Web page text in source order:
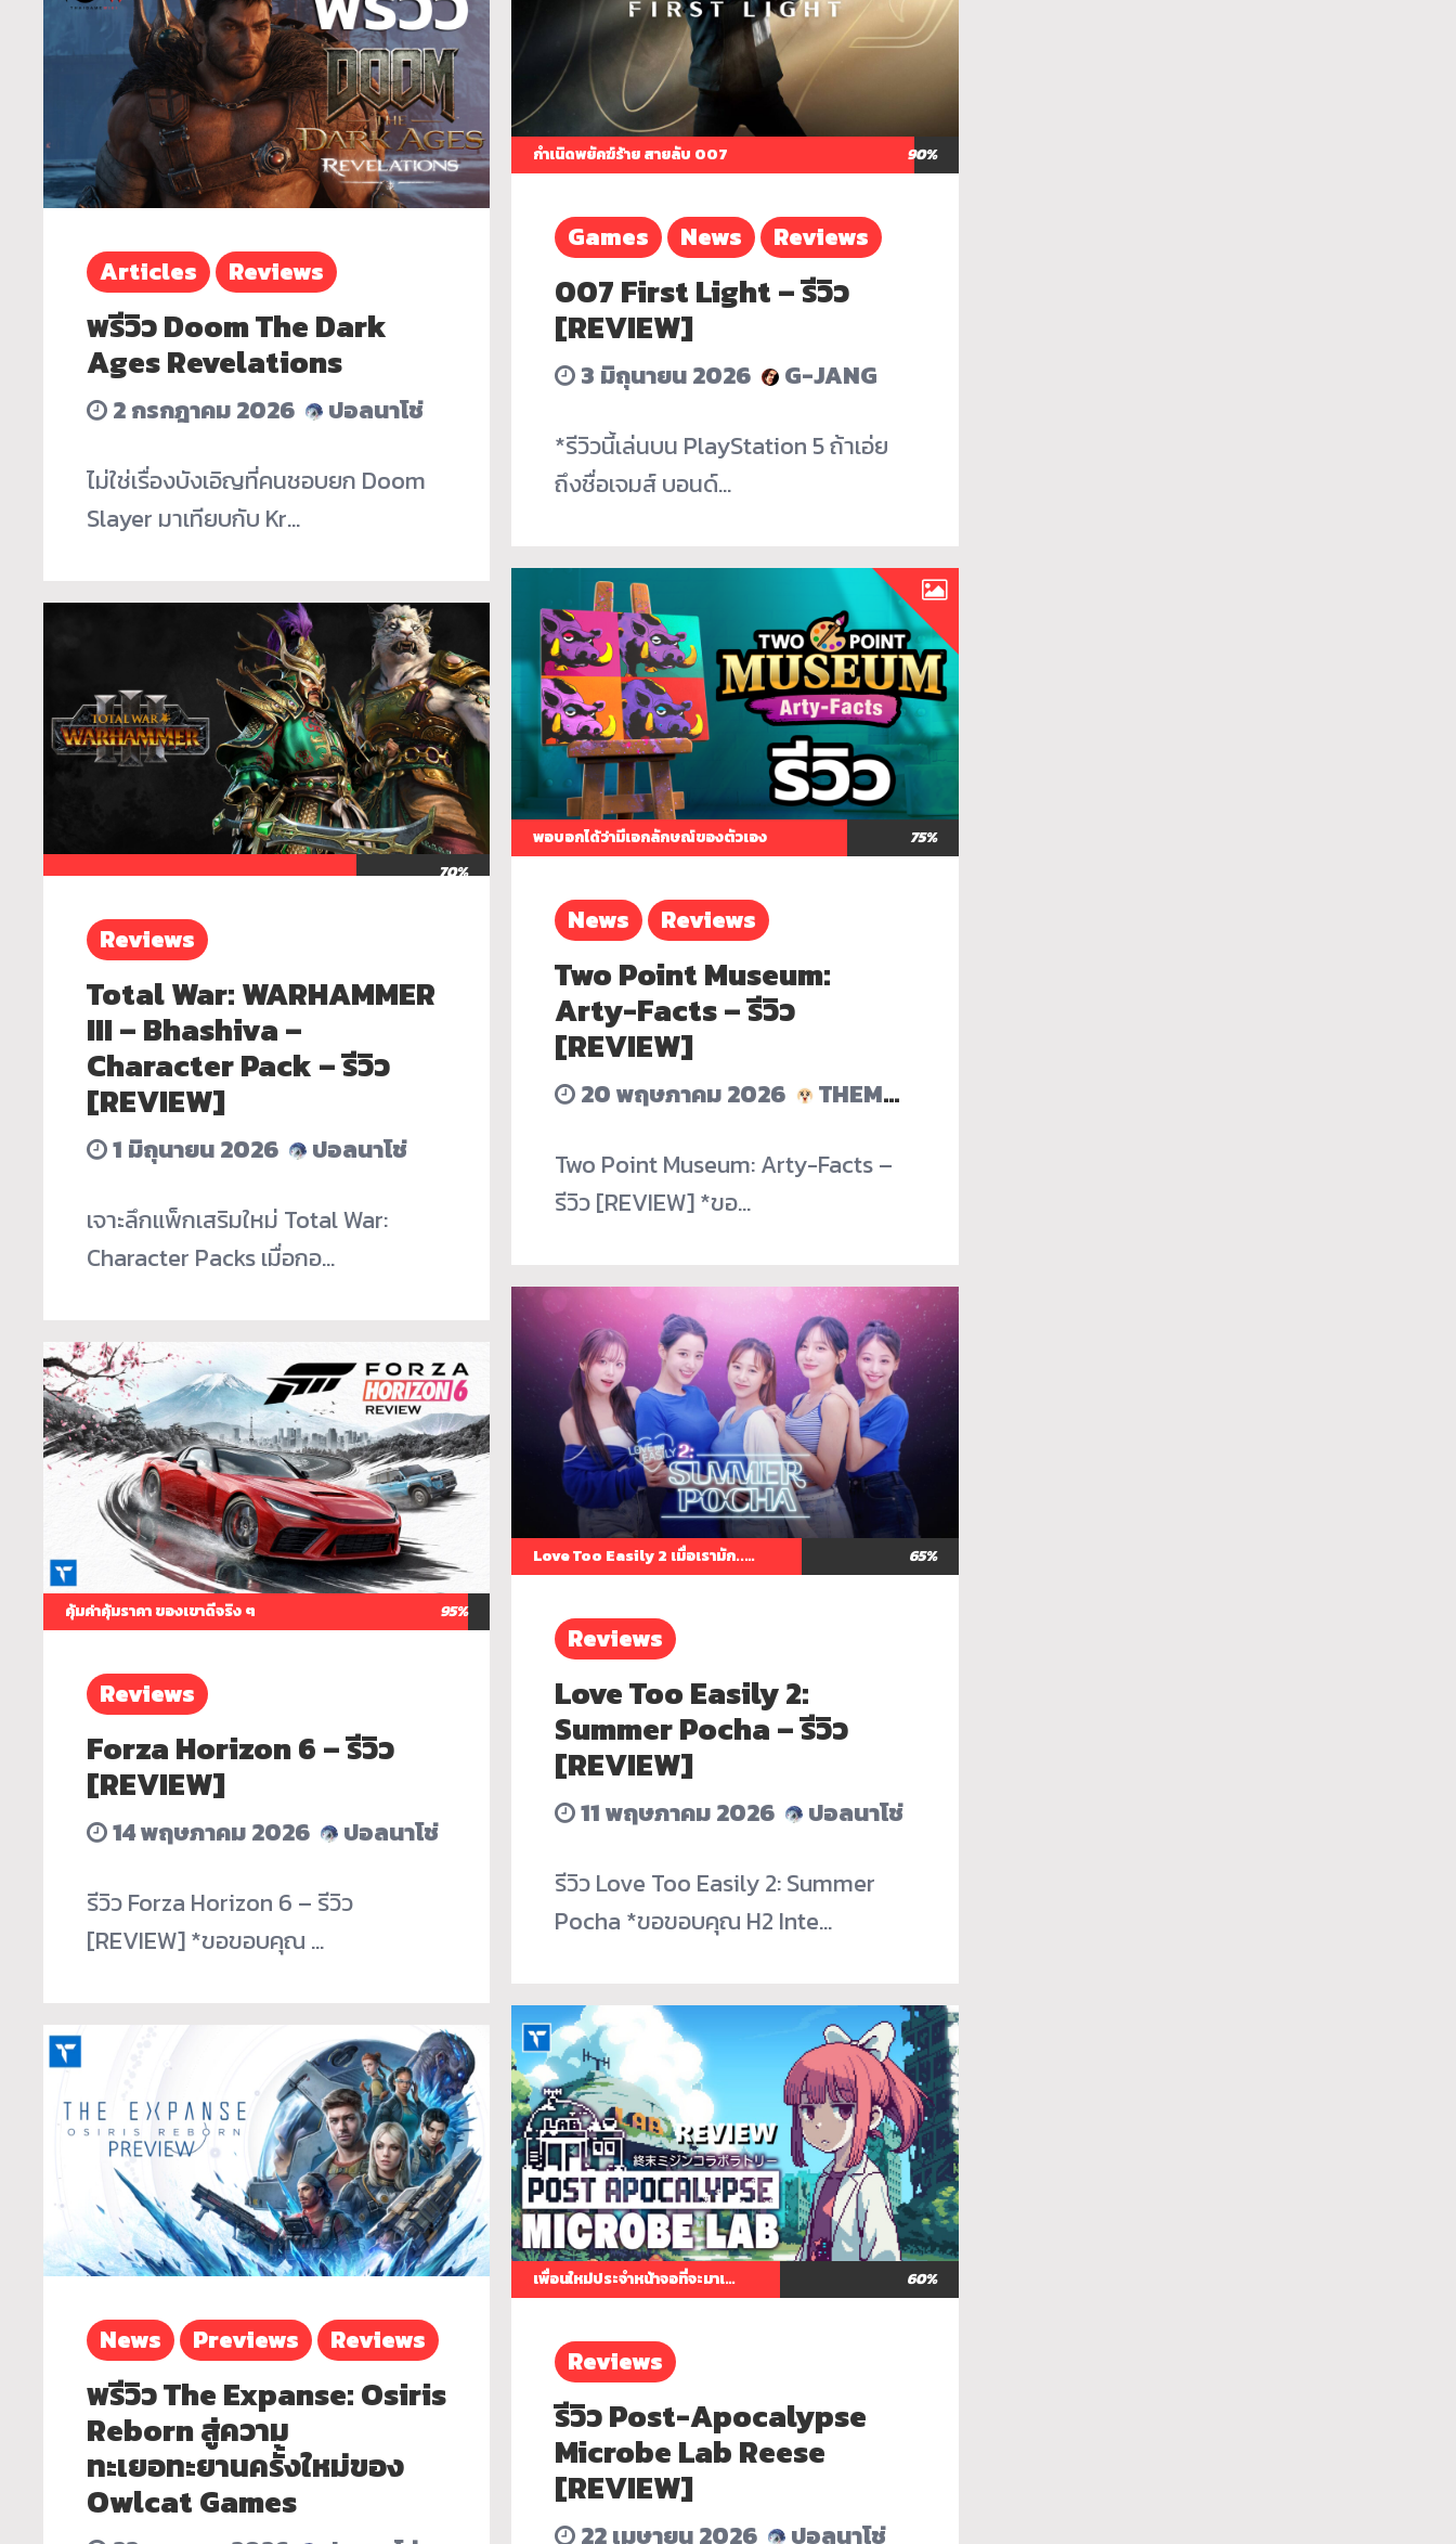
Articles Reviews
พรีวิว Doom The Dark
Ages Revelations
2 กรกฎาคม 2026
ปอลนาโช่
ไม่ใช่เรื่องบังเอิญที่คนชอบยก Doom
Slayer มาเทียบกับ Kr…
70%
Reviews
Total War: WARHAMMER
III – Bhashiva –
Character Pack – รีวิว
[REVIEW]
1 มิถุนายน 2026
ปอลนาโช่
เจาะลึกแพ็กเสริมใหม่ Total War:
Character Packs เมื่อกอ…
คุ้มค่าคุ้มราคา ของเขาดีจริง ๆ 95%
Reviews
Forza Horizon 6 – รีวิว
[REVIEW]
14 พฤษภาคม 2026
ปอลนาโช่
รีวิว Forza Horizon 6 – รีวิว
[REVIEW] *ขอขอบคุณ …
News Previews Reviews
พรีวิว The Expanse: Osiris
Reborn สู่ความ
ทะเยอทะยานครั้งใหม่ของ
Owlcat Games
กำเนิดพยัคฆ์ร้าย สายลับ 007 90%
Games News Reviews
007 First Light – รีวิว
[REVIEW]
3 มิถุนายน 2026
G-JANG
*รีวิวนี้เล่นบน PlayStation 5 ถ้าเอ่ย
ถึงชื่อเจมส์ บอนด์…
พอบอกได้ว่ามีเอกลักษณ์ของตัวเอง 75%
News Reviews
Two Point Museum:
Arty-Facts – รีวิว
[REVIEW]
20 พฤษภาคม 2026
THEMANWHOERASEDHISACCOUNT
Two Point Museum: Arty-Facts –
รีวิว [REVIEW] *ขอ…
Love Too Easily 2 เมื่อเรามัก..กัน..ง่ายเกินไป 65%
Reviews
Love Too Easily 2:
Summer Pocha – รีวิว
[REVIEW]
11 พฤษภาคม 2026
ปอลนาโช่
รีวิว Love Too Easily 2: Summer
Pocha *ขอขอบคุณ H2 Inte…
เพื่อนใหม่ประจำหน้าจอที่จะมาเยียวยาวันทำงาน 60%
Reviews
รีวิว Post-Apocalypse
Microbe Lab Reese
[REVIEW]
22 เมษายน 2026 ปอลนาโช่